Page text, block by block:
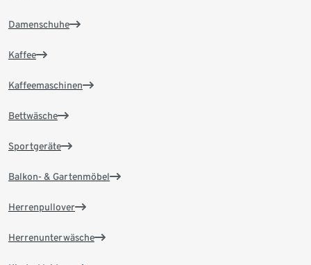
Damenschuhe
Kaffee
Kaffeemaschinen
Bettwäsche
Sportgeräte
Balkon- & Gartenmöbel
Herrenpullover
Herrenunterwäsche